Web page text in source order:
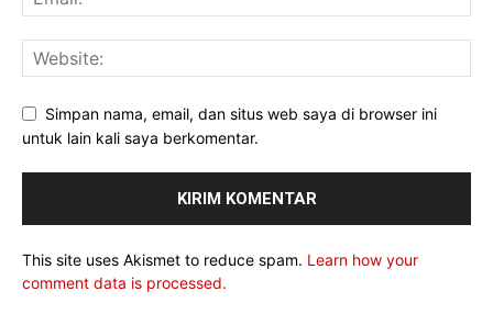
Simpan nama, email, dan situs web saya di browser ini
untuk lain kali saya berkomentar.
This site uses Akismet to reduce spam. Learn how your
comment data is processed.